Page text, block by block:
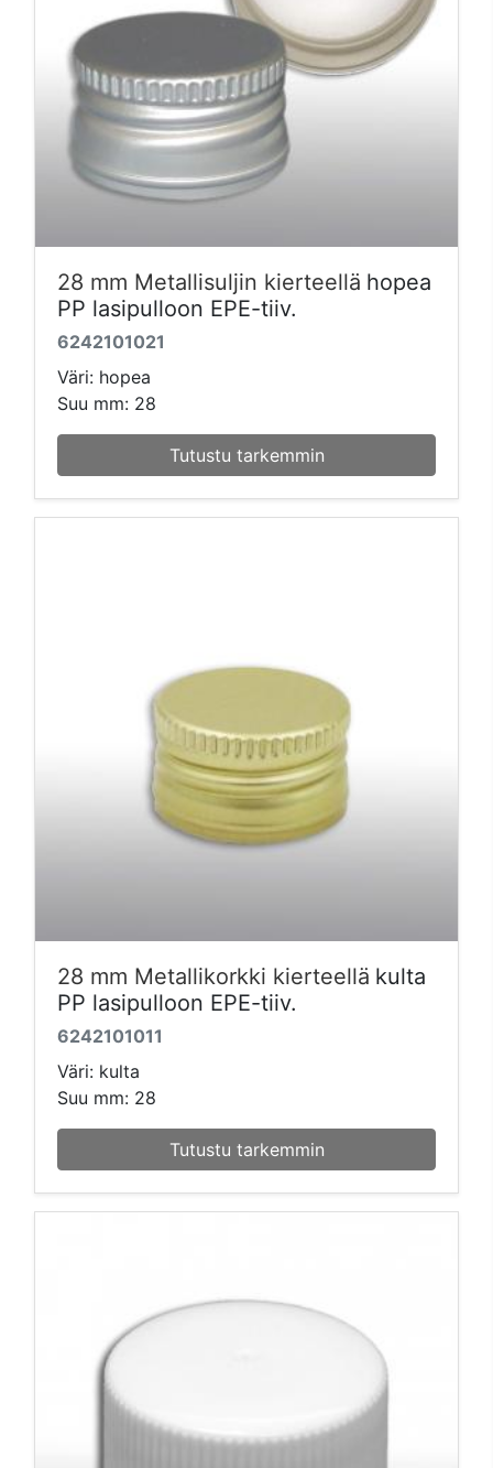
28 mm Metallisuljin kierteellä hopea
PP lasipulloon EPE-tiiv.
6242101021
Väri: hopea
Suu mm: 28
Tutustu tarkemmin
28 mm Metallikorkki kierteellä kulta
PP lasipulloon EPE-tiiv.
6242101011
Väri: kulta
Suu mm: 28
Tutustu tarkemmin